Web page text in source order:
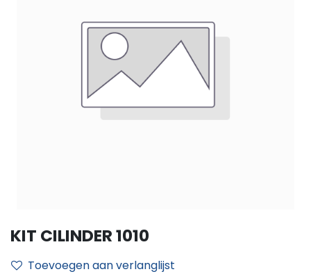
KIT CILINDER 1010
Toevoegen aan verlanglijst